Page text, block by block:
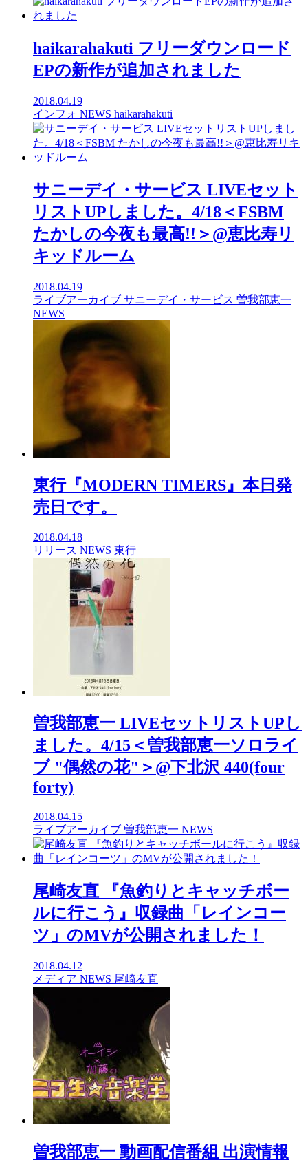
haikarahakuti フリーダウンロード
EPの新作が追加されました
2018.04.19
インフォ NEWS haikarahakuti
サニーデイ・サービス LIVEセット
リストUPしました。4/18＜FSBM
たかしの今夜も最高!!＞@恵比寿リ
キッドルーム
2018.04.19
ライブアーカイブ サニーデイ・サービス 曽我部恵一
NEWS
東行『MODERN TIMERS』本日発
売日です。
2018.04.18
リリース NEWS 東行
曽我部恵一 LIVEセットリストUPし
ました。4/15＜曽我部恵一ソロライ
ブ "偶然の花"＞@下北沢 440(four
forty)
2018.04.15
ライブアーカイブ 曽我部恵一 NEWS
尾崎友直 『魚釣りとキャッチボー
ルに行こう』収録曲「レインコー
ツ」のMVが公開されました！
2018.04.12
メディア NEWS 尾崎友直
曽我部恵一 動画配信番組 出演情報